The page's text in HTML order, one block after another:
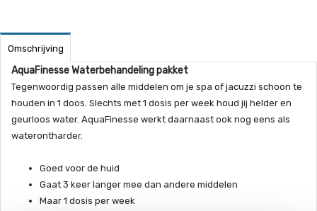
Omschrijving
AquaFinesse Waterbehandeling pakket
Tegenwoordig passen alle middelen om je spa of jacuzzi schoon te
houden in 1 doos. Slechts met 1 dosis per week houd jij helder en
geurloos water. AquaFinesse werkt daarnaast ook nog eens als
waterontharder.
Goed voor de huid
Gaat 3 keer langer mee dan andere middelen
Maar 1 dosis per week